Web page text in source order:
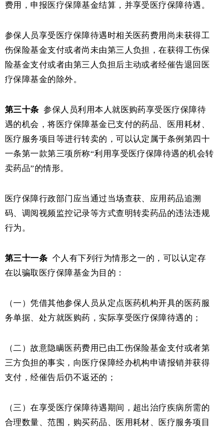
费用，申报医疗保障基金结算，并享受医疗保障待遇。
参保人员享受医疗保障待遇时相关医药费用尚未获得工
伤保险基金支付或者尚未由第三人负担，在获得工伤保
险基金支付或者由第三人负担后主动或者经催告退回医
疗保障基金的除外。
第三十条 参保人员利用本人就医购药享受医疗保障待
遇的机会，将医疗保障基金已支付的药品、医用耗材、
医疗服务项目等进行转卖的，可以认定属于条例第四十
一条第一款第三项所称“利用享受医疗保障待遇的机会转
卖药品”的情形。
医疗保障行政部门应当通过当场查获、应用药品追溯
码、调阅视频监控记录等方式查明转卖药品的违法违规
行为。
第三十一条 个人有下列行为情形之一的，可以认定存
在以骗取医疗保障基金为目的：
（一）凭借其他参保人员从定点医药机构开具的医药服
务单据、处方就医购药，实际享受医疗保障待遇的；
（二）故意隐瞒医药费用已由工伤保险基金支付或者第
三方负担的事实，向医疗保障经办机构申请报销并获得
支付，经催告后仍不返还的；
（三）在享受医疗保障待遇期间，超出治疗疾病所需的
合理数量、范围，购买药品、医用耗材、医疗服务项目